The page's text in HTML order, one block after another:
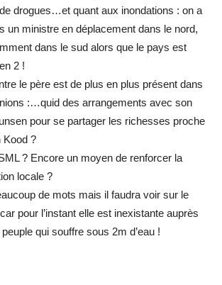
drogues…et quant aux inondations : on a
un ministre en déplacement dans le nord,
dans le sud alors que le pays est
2 !
le père est de plus en plus présent dans
:…quid des arrangements avec son
pour se partager les richesses proche
Kood ?
? Encore un moyen de renforcer la
locale ?
de mots mais il faudra voir sur le
pour l’instant elle est inexistante auprès
qui souffre sous 2m d’eau !